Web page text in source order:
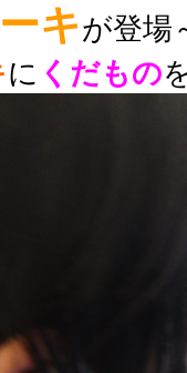
キが登場
に くだもの